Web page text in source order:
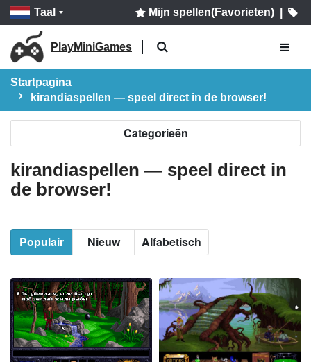
Taal Mijn spellen(Favorieten)|
PlayMiniGames
Startpagina
kirandiaspellen — speel direct in de browser!
Categorieën
kirandiaspellen — speel direct in
de browser!
Populair Nieuw Alfabetisch